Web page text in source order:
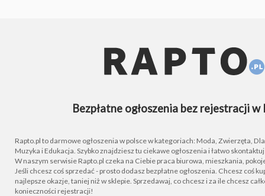
Bezpłatne ogłoszenia bez rejestracji w
Rapto.pl to darmowe ogłoszenia w polsce w kategoriach: Moda, Zwierzęta, Dla
Muzyka i Edukacja. Szybko znajdziesz tu ciekawe ogłoszenia i łatwo
W naszym serwisie Rapto.pl czeka na Ciebie praca biurowa, mieszkania,
Jeśli chcesz coś sprzedać - prosto dodasz bezpłatne ogłoszenia. Chcesz coś
najlepsze okazje, taniej niż w sklepie. Sprzedawaj, co chcesz i za ile chcesz
konieczności rejestracji!